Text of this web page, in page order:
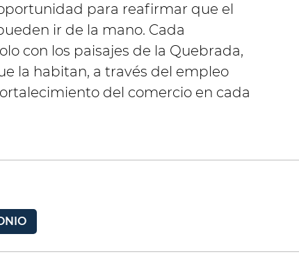
para reafirmar que el
ir de la mano. Cada
con los paisajes de la Quebrada,
la habitan, a través del empleo
del comercio en cada